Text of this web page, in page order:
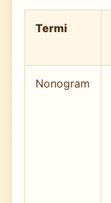
Termi
Nonogram